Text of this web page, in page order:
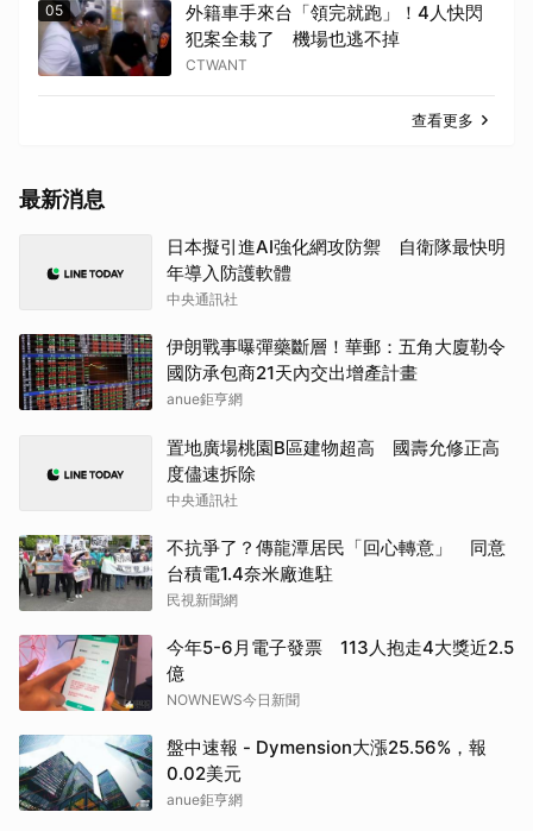
05
外籍車手來台「領完就跑」！4人快閃
犯案全栽了 機場也逃不掉
CTWANT
查看更多
最新消息
日本擬引進AI強化網攻防禦 自衛隊最快明
年導入防護軟體
中央通訊社
伊朗戰事曝彈藥斷層！華郵：五角大廈勒令
國防承包商21天內交出增產計畫
anue鉅亨網
置地廣場桃園B區建物超高 國壽允修正高
度儘速拆除
中央通訊社
不抗爭了？傳龍潭居民「回心轉意」 同意
台積電1.4奈米廠進駐
民視新聞網
今年5-6月電子發票 113人抱走4大獎近2.5
億
NOWNEWS今日新聞
盤中速報 - Dymension大漲25.56%，報
0.02美元
anue鉅亨網